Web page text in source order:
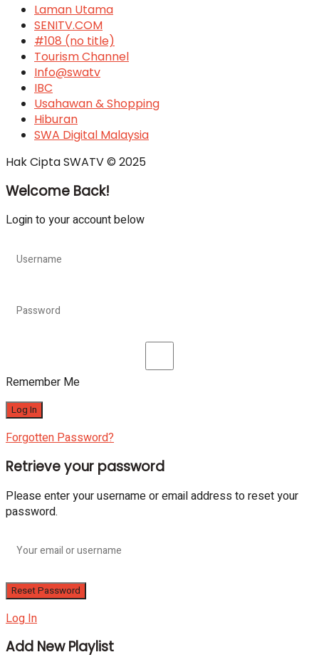
Laman Utama
SENITV.COM
#108 (no title)
Tourism Channel
Info@swatv
IBC
Usahawan & Shopping
Hiburan
SWA Digital Malaysia
Hak Cipta SWATV © 2025
Welcome Back!
Login to your account below
Remember Me
Forgotten Password?
Retrieve your password
Please enter your username or email address to reset your
password.
Log In
Add New Playlist